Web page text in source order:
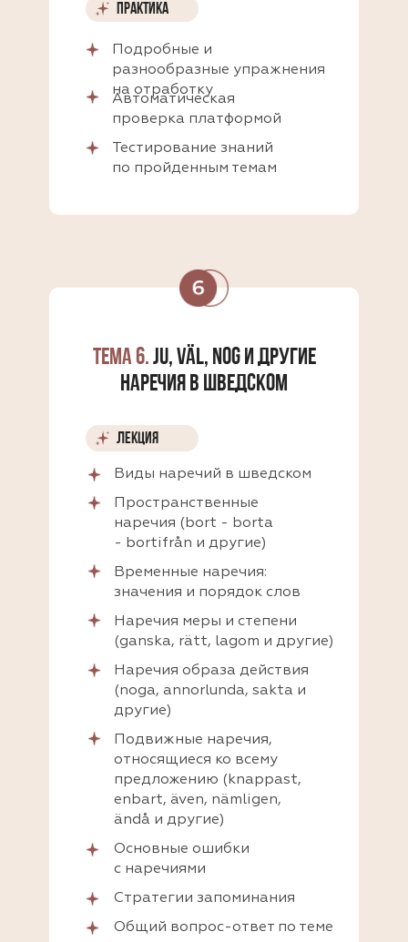
ПРАКТИКА
ЛЕКЦИЯ
ТЕМА 6.JU, VÄL, NOG И ДРУГИЕ
НАРЕЧИЯ В ШВЕДСКОМ
Тестирование знаний
по пройденным темам
Автоматическая
проверка платформой
Подробные и
разнообразные упражнения
на отработку
Виды наречий в шведском
Пространственные
наречия (bort - borta
- bortifrån и другие)
Временные наречия:
значения и порядок слов
Наречия меры и степени
(ganska, rätt, lagom и другие)
Наречия образа действия
(noga, annorlunda, sakta и
другие)
Подвижные наречия,
относящиеся ко всему
предложению (knappast,
enbart, även, nämligen,
ändå и другие)
Основные ошибки
с наречиями
ПРАКТИКА
Стратегии запоминания
Общий вопрос-ответ по теме